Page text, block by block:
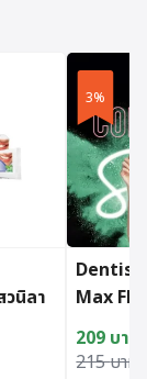
นิลา
490 บาท.
475 บาท.
3%
Max
215บาท
Original
209 บาท
Current